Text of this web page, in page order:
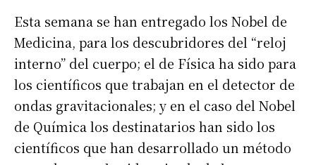
Esta semana se han entregado los Nobel de
Medicina, para los descubridores del “reloj
interno” del cuerpo; el de Física ha sido para
los científicos que trabajan en el detector de
ondas gravitacionales; y en el caso del Nobel
de Química los destinatarios han sido los
científicos que han desarrollado un método